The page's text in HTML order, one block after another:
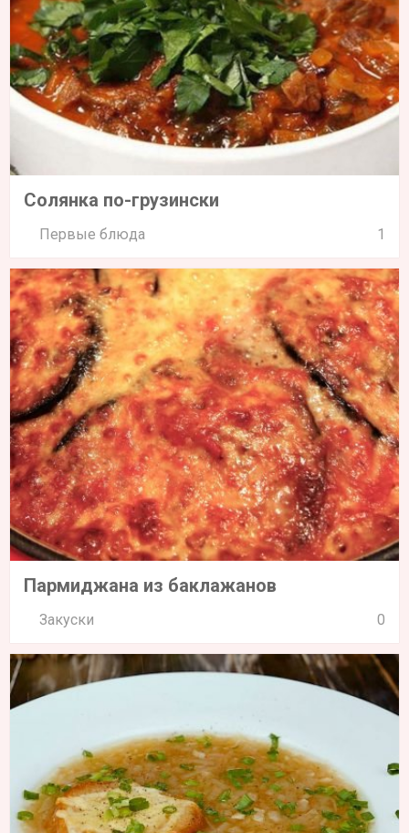
Солянка по-грузински
Первые блюда 1
Пармиджана из баклажанов
Закуски 0